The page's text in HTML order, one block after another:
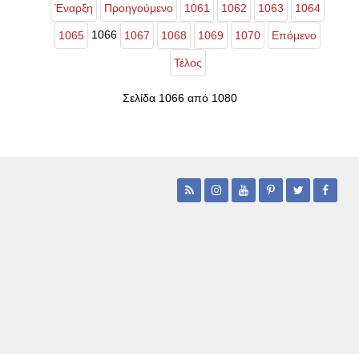
Έναρξη Προηγούμενο 1061 1062 1063 1064
1065 1066 1067 1068 1069 1070 Επόμενο
Τέλος
Σελίδα 1066 από 1080